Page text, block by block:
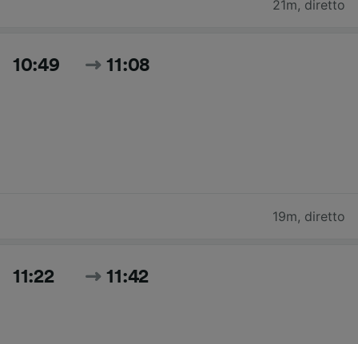
21m, diretto
10:49 11:08
19m, diretto
11:22 11:42